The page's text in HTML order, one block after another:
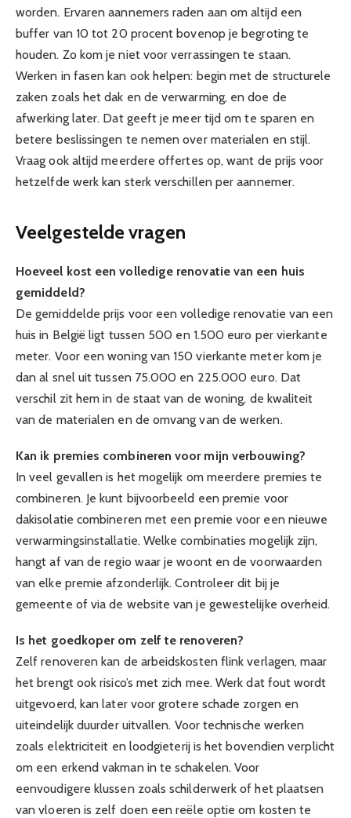
worden. Ervaren aannemers raden aan om altijd een
buffer van 10 tot 20 procent bovenop je begroting te
houden. Zo kom je niet voor verrassingen te staan.
Werken in fasen kan ook helpen: begin met de structurele
zaken zoals het dak en de verwarming, en doe de
afwerking later. Dat geeft je meer tijd om te sparen en
betere beslissingen te nemen over materialen en stijl.
Vraag ook altijd meerdere offertes op, want de prijs voor
hetzelfde werk kan sterk verschillen per aannemer.
Veelgestelde vragen
Hoeveel kost een volledige renovatie van een huis
gemiddeld?
De gemiddelde prijs voor een volledige renovatie van een
huis in België ligt tussen 500 en 1.500 euro per vierkante
meter. Voor een woning van 150 vierkante meter kom je
dan al snel uit tussen 75.000 en 225.000 euro. Dat
verschil zit hem in de staat van de woning, de kwaliteit
van de materialen en de omvang van de werken.
Kan ik premies combineren voor mijn verbouwing?
In veel gevallen is het mogelijk om meerdere premies te
combineren. Je kunt bijvoorbeeld een premie voor
dakisolatie combineren met een premie voor een nieuwe
verwarmingsinstallatie. Welke combinaties mogelijk zijn,
hangt af van de regio waar je woont en de voorwaarden
van elke premie afzonderlijk. Controleer dit bij je
gemeente of via de website van je gewestelijke overheid.
Is het goedkoper om zelf te renoveren?
Zelf renoveren kan de arbeidskosten flink verlagen, maar
het brengt ook risico’s met zich mee. Werk dat fout wordt
uitgevoerd, kan later voor grotere schade zorgen en
uiteindelijk duurder uitvallen. Voor technische werken
zoals elektriciteit en loodgieterij is het bovendien verplicht
om een erkend vakman in te schakelen. Voor
eenvoudigere klussen zoals schilderwerk of het plaatsen
van vloeren is zelf doen een reële optie om kosten te